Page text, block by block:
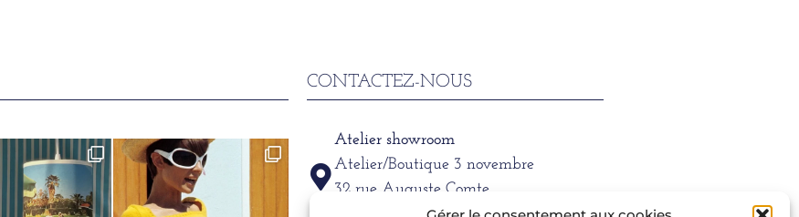
CONTACTEZ-NOUS
Atelier showroom
Atelier/Boutique 3 novembre
32 rue Auguste Comte